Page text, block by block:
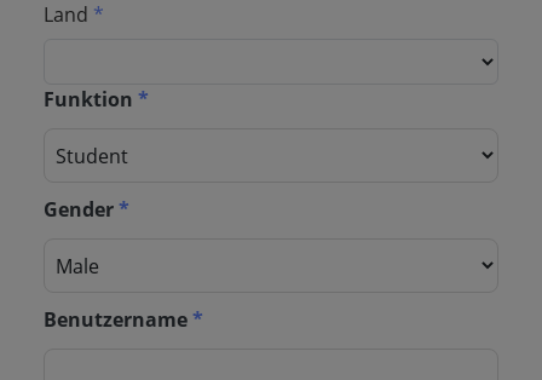
Land *
Funktion *
Gender*
Benutzername*